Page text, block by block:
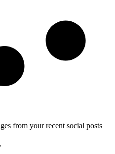
from your recent social posts